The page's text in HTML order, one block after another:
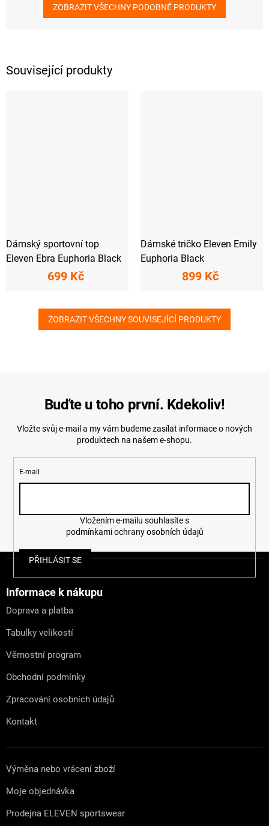
Související produkty
Dámský sportovní top
Eleven Ebra Euphoria Black
699 Kč
Dámské tričko Eleven Emily
Euphoria Black
899 Kč
ZOBRAZIT VŠECHNY SOUVISEJÍCÍ PRODUKTY
ZOBRAZIT VŠECHNY PODOBNÉ PRODUKTY
Buďte u toho první. Kdekoliv!
Vložte svůj e-mail a my vám budeme zasílat informace o nových
produktech na našem e-shopu.
E-mail
podmínkami ochrany osobních údajů
PŘIHLÁSIT SE
Informace k nákupu
Doprava a platba
Tabulky velikostí
Věrnostní program
Obchodní podmínky
Zpracování osobních údajů
Kontakt
Výměna nebo vrácení zboží
Moje objednávka
Prodejna ELEVEN sportswear